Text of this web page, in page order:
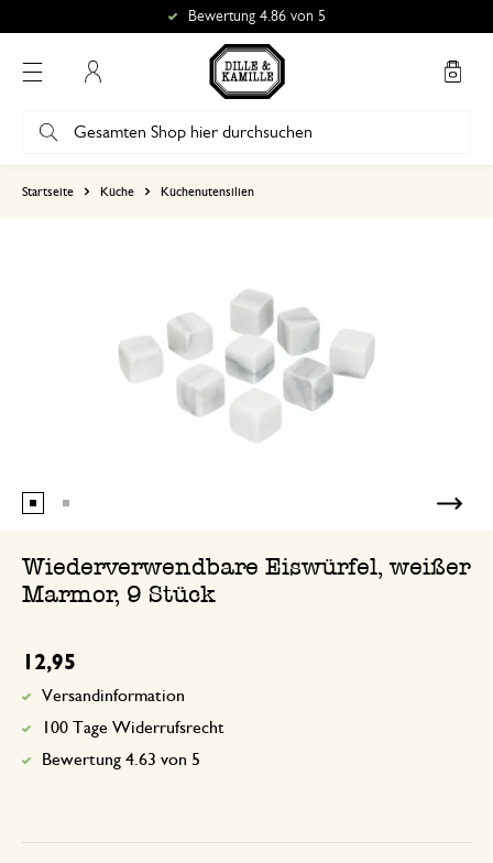
Bewertung 4.86 von 5
Startseite Küche Küchenutensilien
Wiederverwendbare Eiswürfel, weißer
Marmor, 9 Stück
12,95
Versandinformation
100 Tage Widerrufsrecht
Bewertung 4.63 von 5